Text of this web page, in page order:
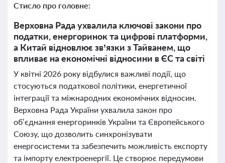
Стисло про головне:
Верховна Рада ухвалила ключові закони про
податки, енергоринок та цифрові платформи,
а Китай відновлює зв’язки з Тайванем, що
впливає на економічні відносини в ЄС та світі
У квітні 2026 року відбулися важливі події, що
стосуються податкової політики, енергетичної
інтеграції та міжнародних економічних відносин.
Верховна Рада України ухвалила закон про
об’єднання енергоринків України та Європейського
Союзу, що дозволить синхронізувати
енергосистеми та забезпечить можливість експорту
та імпорту електроенергії. Це створює передумови